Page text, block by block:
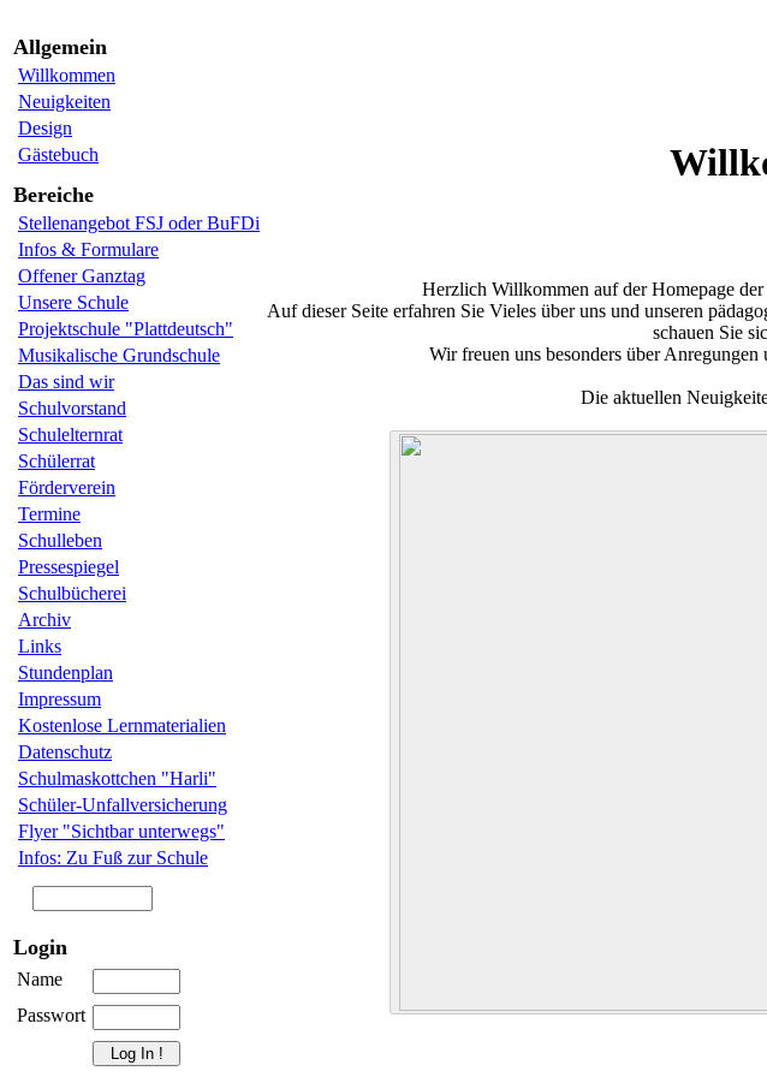
Allgemein
Willkommen
Neuigkeiten
Design
Gästebuch
Bereiche
Stellenangebot FSJ oder BuFDi
Infos & Formulare
Offener Ganztag
Unsere Schule
Projektschule "Plattdeutsch"
Musikalische Grundschule
Das sind wir
Schulvorstand
Schulelternrat
Schülerrat
Förderverein
Termine
Schulleben
Pressespiegel
Schulbücherei
Archiv
Links
Stundenplan
Impressum
Kostenlose Lernmaterialien
Datenschutz
Schulmaskottchen "Harli"
Schüler-Unfallversicherung
Flyer "Sichtbar unterwegs"
Infos: Zu Fuß zur Schule
Login
Name
Passwort
Herzlich Willkommen auf der Homepage
Auf dieser Seite erfahren Sie Vieles über uns und unseren
schauen Sie
Wir freuen uns besonders über
Die aktuellen